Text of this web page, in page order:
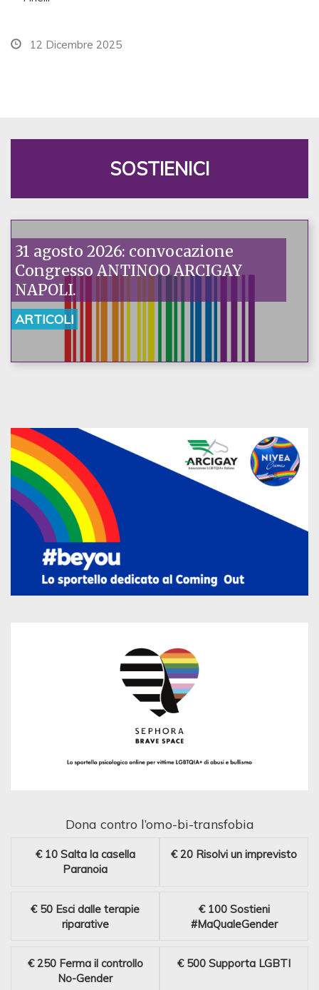
12 Dicembre 2025
SOSTIENICI
31 agosto 2026: convocazione
Congresso ANTINOO ARCIGAY
NAPOLI.
ARTICOLI
Dona contro l’omo-bi-transfobia
€ 10 Salta la casella
Paranoia
€ 20 Risolvi un imprevisto
€ 50 Esci dalle terapie
riparative
€ 100 Sostieni
#MaQualeGender
€ 250 Ferma il controllo
No-Gender
€ 500 Supporta LGBTI